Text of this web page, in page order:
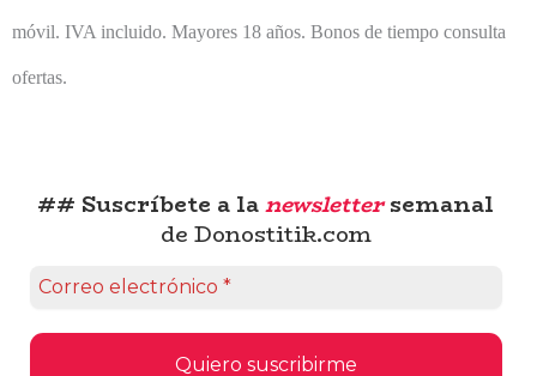
móvil. IVA incluido. Mayores 18 años. Bonos de tiempo consulta
ofertas.
## Suscríbete a lanewslettersemanal
de Donostitik.com